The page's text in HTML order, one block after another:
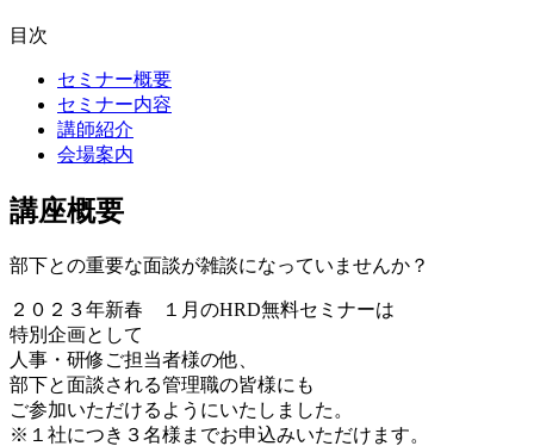
目次
セミナー概要
セミナー内容
講師紹介
会場案内
講座概要
部下との重要な面談が雑談になっていませんか？
２０２３年新春 １月のHRD無料セミナーは
特別企画として
人事・研修ご担当者様の他、
部下と面談される管理職の皆様にも
ご参加いただけるようにいたしました。
※１社につき３名様までお申込みいただけます。